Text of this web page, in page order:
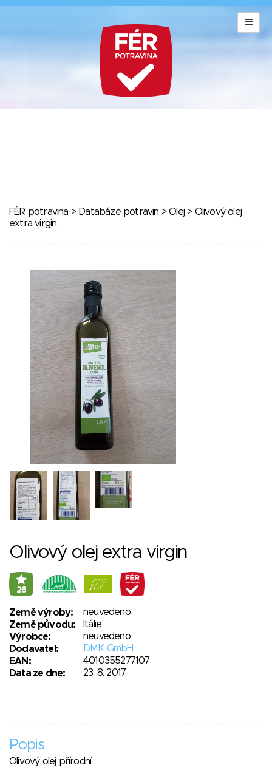
FÉR potravina > Databáze potravin >Olej > Olivový olej
extra virgin
Olivový olej extra virgin
26
Země výroby:
neuvedeno
Země původu:
Itálie
Výrobce:
neuvedeno
Dodavatel:
DMK GmbH
EAN:
4010355277107
Data ze dne:
23. 8. 2017
Popis
Olivový olej přírodní